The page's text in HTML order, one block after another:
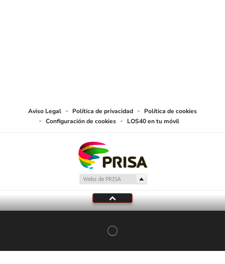
Aviso Legal Política de privacidad
Política de cookies
Configuración de cookies
LOS40 en tu móvil